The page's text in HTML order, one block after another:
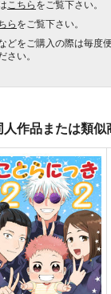
こちらをご覧下さい。
らをご覧下さい。
どをご購入の際は毎度
さい。
作品または類似